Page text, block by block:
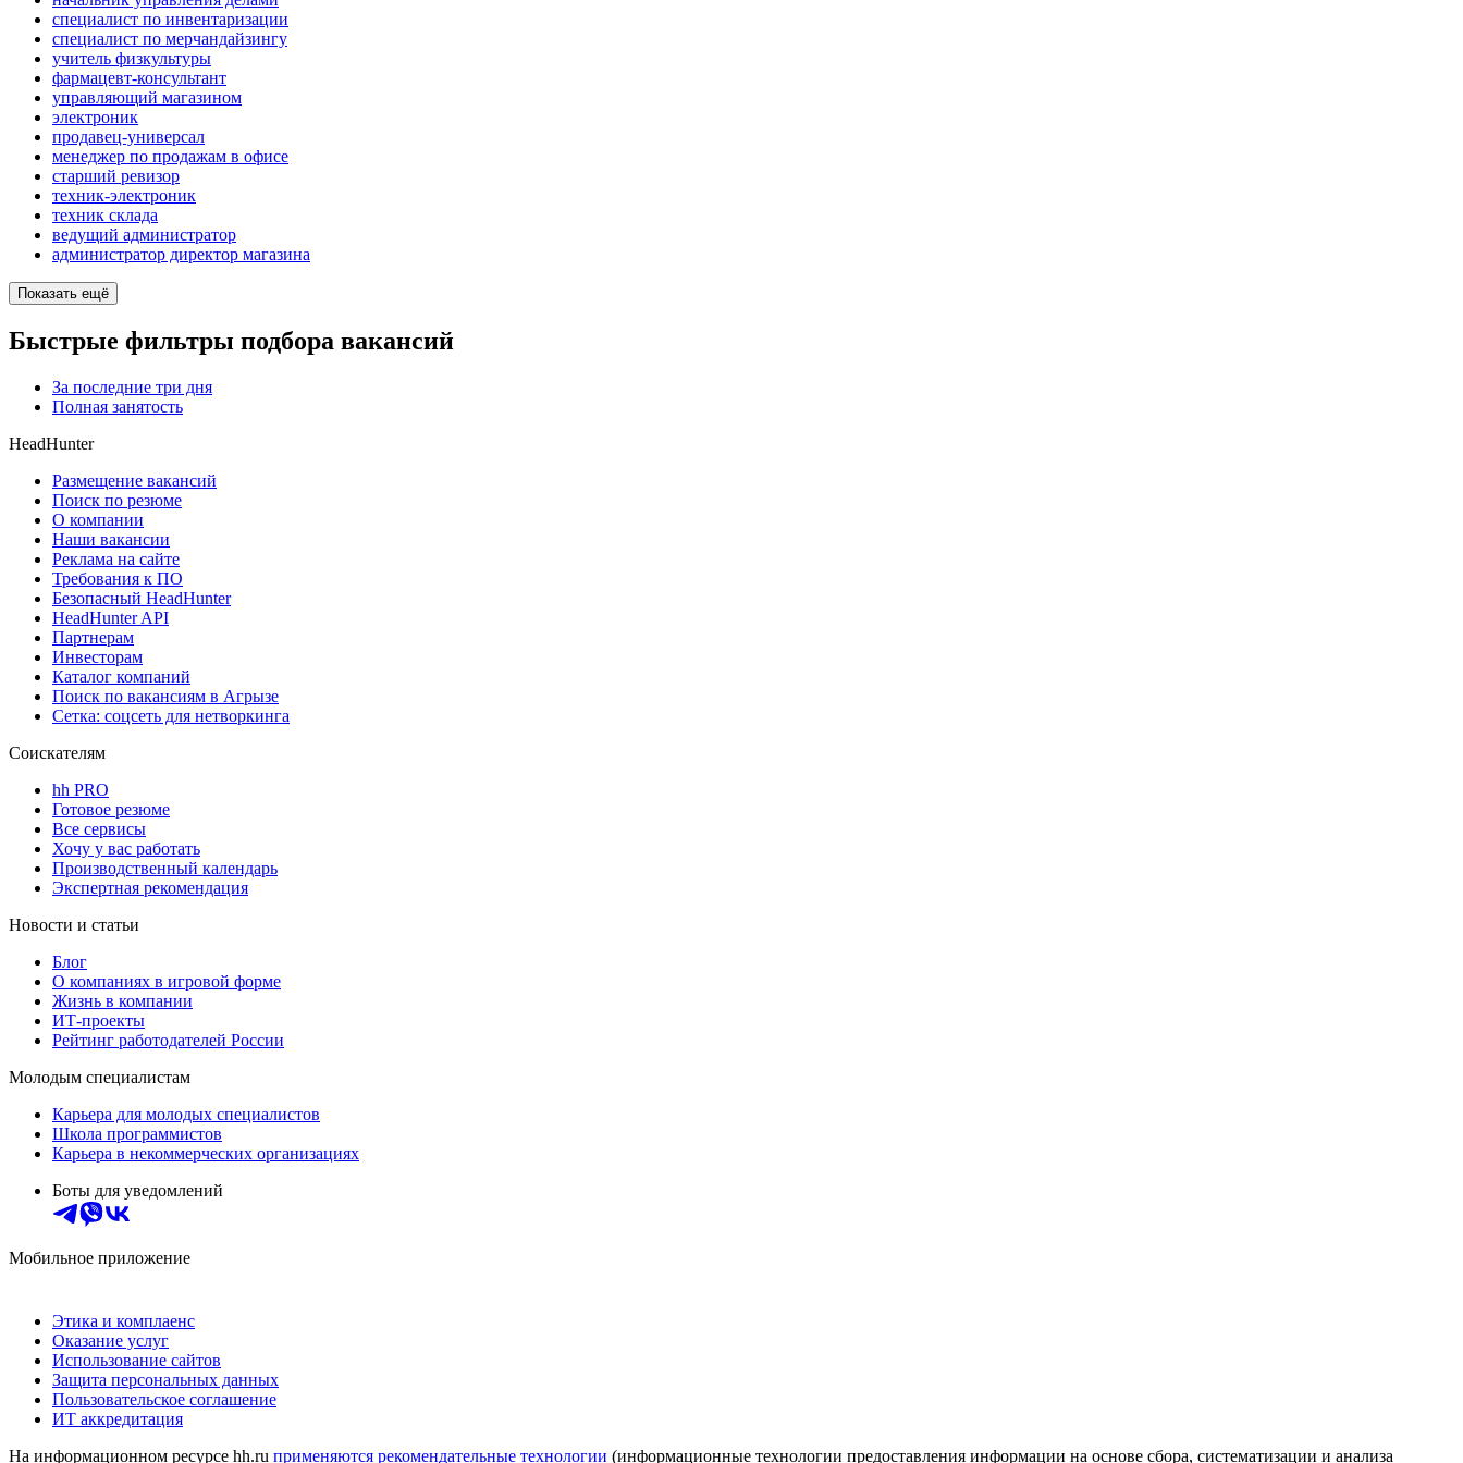
специалист по инвентаризации
специалист по мерчандайзингу
учитель физкультуры
фармацевт-консультант
управляющий магазином
электроник
продавец-универсал
менеджер по продажам в офисе
старший ревизор
техник-электроник
техник склада
ведущий администратор
администратор директор магазина
Показать ещё
Быстрые фильтры подбора вакансий
За последние три дня
Полная занятость
HeadHunter
Размещение вакансий
Поиск по резюме
О компании
Наши вакансии
Реклама на сайте
Требования к ПО
Безопасный HeadHunter
HeadHunter API
Партнерам
Инвесторам
Каталог компаний
Поиск по вакансиям в Агрызе
Сетка: соцсеть для нетворкинга
Соискателям
hh PRO
Готовое резюме
Все сервисы
Хочу у вас работать
Производственный календарь
Экспертная рекомендация
Новости и статьи
Блог
О компаниях в игровой форме
Жизнь в компании
ИТ-проекты
Рейтинг работодателей России
Молодым специалистам
Карьера для молодых специалистов
Школа программистов
Карьера в некоммерческих организациях
Боты для уведомлений
Мобильное приложение
Этика и комплаенс
Оказание услуг
Использование сайтов
Защита персональных данных
Пользовательское соглашение
ИТ аккредитация
На информационном ресурсе hh.ru применяются рекомендательные технологии (информационные технологии предоставления информации на основе сбора, систематизации и анализа